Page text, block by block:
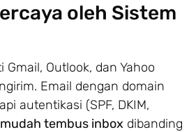
oleh Sistem
Gmail, Outlook, dan Yahoo
Email dengan domain
autentikasi (SPF, DKIM,
tembus inbox dibanding